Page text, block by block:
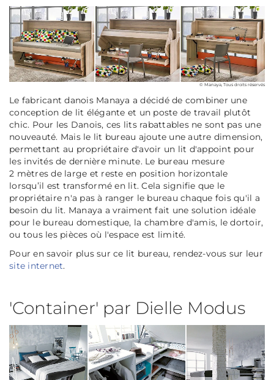
© Manaya, Tous droits réservés
Le fabricant danois Manaya a décidé de combiner une
conception de lit élégante et un poste de travail plutôt
chic. Pour les Danois, ces lits rabattables ne sont pas une
nouveauté. Mais le lit bureau ajoute une autre dimension,
permettant au propriétaire d'avoir un lit d'appoint pour
les invités de dernière minute. Le bureau mesure
2 mètres de large et reste en position horizontale
lorsqu’il est transformé en lit. Cela signifie que le
propriétaire n'a pas à ranger le bureau chaque fois qu'il a
besoin du lit. Manaya a vraiment fait une solution idéale
pour le bureau domestique, la chambre d'amis, le dortoir,
ou tous les pièces où l'espace est limité.
Pour en savoir plus sur ce lit bureau, rendez-vous sur leur
site internet.
'Container' par Dielle Modus